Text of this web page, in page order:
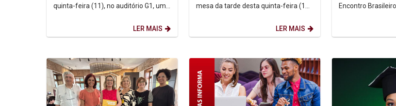
quinta-feira (11), no auditório G1, uma
LER MAIS
mesa da tarde desta quinta-feira (11)
LER MAIS
Encontro